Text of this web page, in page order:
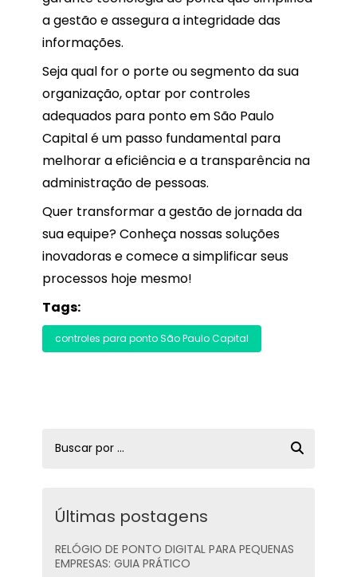
a gestão e assegura a integridade das
informações.
Seja qual for o porte ou segmento da sua
organização, optar por controles
adequados para ponto em São Paulo
Capital é um passo fundamental para
melhorar a eficiência e a transparência na
administração de pessoas.
Quer transformar a gestão de jornada da
sua equipe? Conheça nossas soluções
inovadoras e comece a simplificar seus
processos hoje mesmo!
Tags:
controles para ponto São Paulo Capital
Últimas postagens
RELÓGIO DE PONTO DIGITAL PARA PEQUENAS
EMPRESAS: GUIA PRÁTICO